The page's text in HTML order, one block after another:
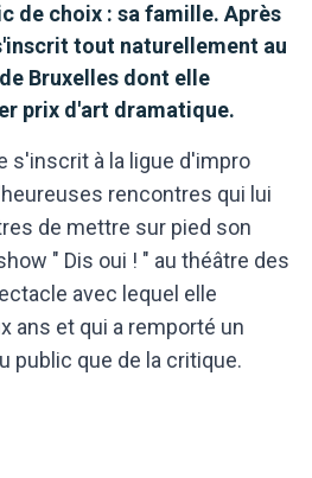
de choix : sa famille. Après
tout naturellement au
Bruxelles dont elle
prix d'art dramatique.
s'inscrit à la ligue d'impro
rencontres qui lui
de mettre sur pied son
" Dis oui ! " au théâtre des
avec lequel elle
ans et qui a remporté un
public que de la critique.